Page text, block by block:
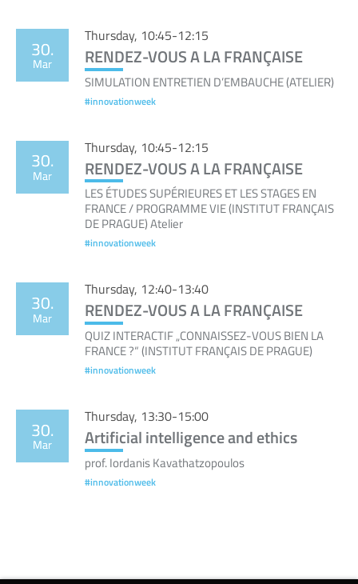
30.
Mar
Thursday, 10:45-12:15
RENDEZ-VOUS A LA FRANÇAISE
SIMULATION ENTRETIEN D’EMBAUCHE (ATELIER)
#innovationweek
30.
Mar
Thursday, 10:45-12:15
RENDEZ-VOUS A LA FRANÇAISE
LES ÉTUDES SUPÉRIEURES ET LES STAGES EN
FRANCE / PROGRAMME VIE (INSTITUT FRANÇAIS
DE PRAGUE) Atelier
#innovationweek
30.
Mar
Thursday, 12:40-13:40
RENDEZ-VOUS A LA FRANÇAISE
QUIZ INTERACTIF „CONNAISSEZ-VOUS BIEN LA
FRANCE ?“ (INSTITUT FRANÇAIS DE PRAGUE)
#innovationweek
30.
Mar
Thursday, 13:30-15:00
Artificial intelligence and ethics
prof. Iordanis Kavathatzopoulos
#innovationweek